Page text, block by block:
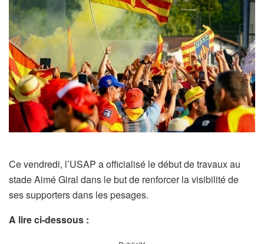
Ce vendredi, l’USAP a officialisé le début de travaux au
stade Aimé Giral dans le but de renforcer la visibilité de
ses supporters dans les pesages.
A lire ci-dessous :